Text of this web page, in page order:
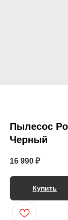
Пылесос
Черный
16 990 ₽
Купить